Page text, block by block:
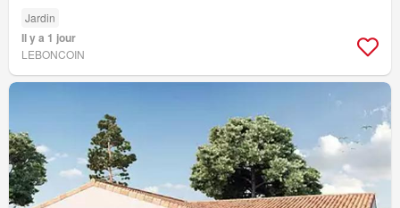
Jardin
Il y a 1 jour
LEBONCOIN